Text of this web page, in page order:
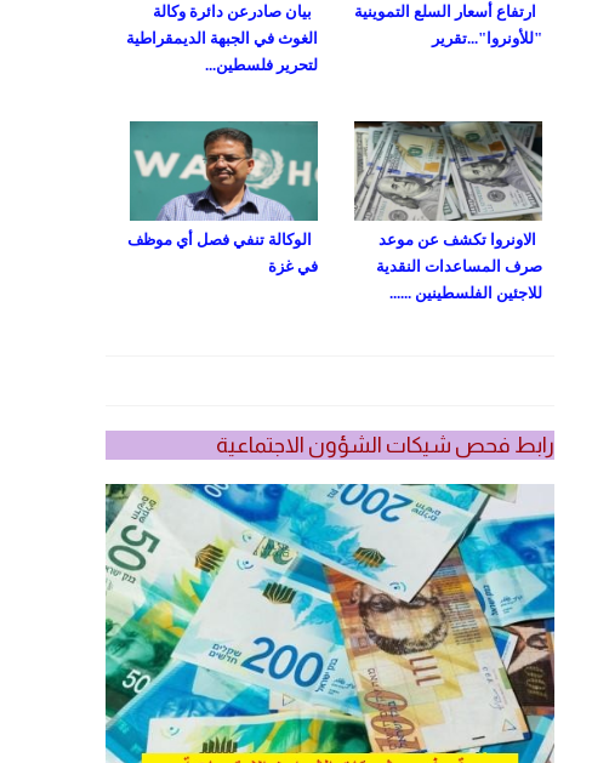
بيان صادرعن دائرة وكالة
الغوث في الجبهة الديمقراطية
لتحرير فلسطين...
ارتفاع أسعار السلع التموينية
"للأونروا"...تقرير
الوكالة تنفي فصل أي موظف
في غزة
الاونروا تكشف عن موعد
صرف المساعدات النقدية
للاجئين الفلسطينين ......
رابط فحص شيكات الشؤون الاجتماعية